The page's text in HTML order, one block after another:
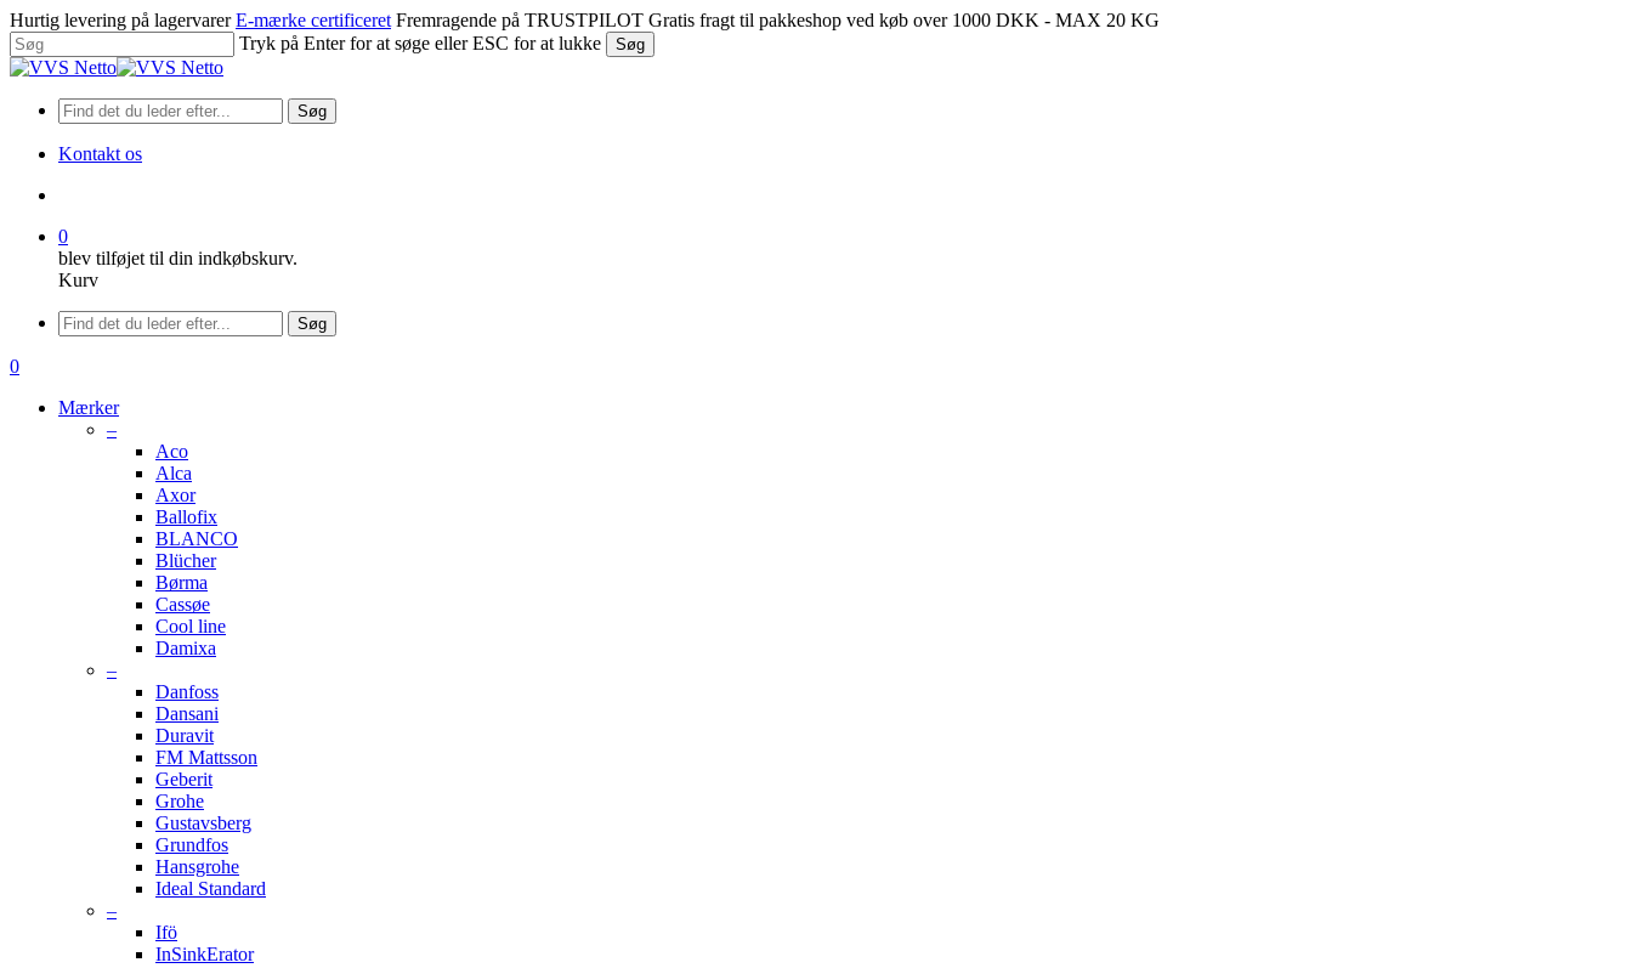
Spring
til
hovedindhold
Hurtig levering på lagervarer E-mærke certificeret Fremragende på TRUSTPILOT Gratis fragt til pakkeshop ved køb over 1000 DKK - MAX 20 KG
Tryk på Enter for at søge eller ESC for at lukke
Søg
Luk
Søg
Kontakt os
0
blev tilføjet til din indkøbskurv.
Kurv
Menu
Søg
søge
0
Mærker
–
Aco
Alca
Axor
Ballofix
BLANCO
Blücher
Børma
Cassøe
Cool line
Damixa
–
Danfoss
Dansani
Duravit
FM Mattsson
Geberit
Grohe
Gustavsberg
Grundfos
Hansgrohe
Ideal Standard
–
Ifö
InSinkErator